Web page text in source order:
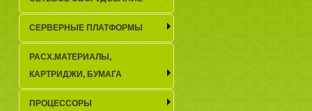
СЕРВЕРНЫЕ ПЛАТФОРМЫ
РАСХ.МАТЕРИАЛЫ,
КАРТРИДЖИ, БУМАГА
ПРОЦЕССОРЫ